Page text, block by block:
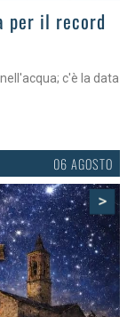
per il record
c'è la data
03 AGOSTO
>